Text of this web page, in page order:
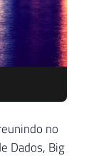
no
Dados, Big